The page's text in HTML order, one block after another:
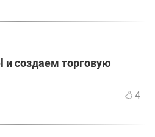
и создаем торговую
4